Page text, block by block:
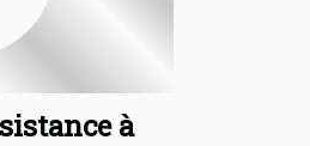
à